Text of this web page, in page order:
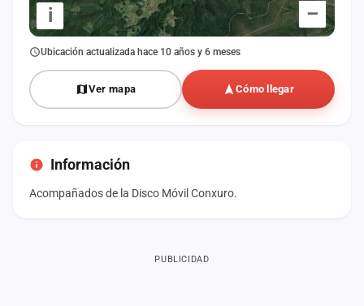
–
i
Ubicación actualizada hace 10 años y 6 meses
Ver mapa Cómo llegar
Información
Acompañados de la Disco Móvil Conxuro.
PUBLICIDAD